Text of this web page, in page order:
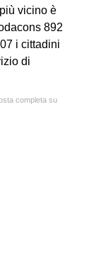
vicino è
892
i cittadini
di
completa su